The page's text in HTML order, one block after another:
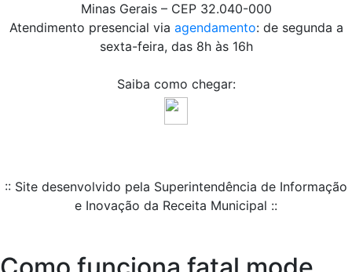
Minas Gerais – CEP 32.040-000
Atendimento presencial via agendamento: de segunda a
sexta-feira, das 8h às 16h
Saiba como chegar:
:: Site desenvolvido pela Superintendência de Informação
e Inovação da Receita Municipal ::